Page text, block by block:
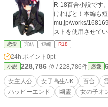
R-18百合小説です
ければと！本編も短編ですので
mu.jp/works/
ストを使用させてい
恋愛 完結 短編 R18
24h.ポイント 0pt
小説 228,786 位 / 228,786件 恋愛
女主人公 女子高生/JK 百合
ハッピーエンド
幽霊 女の子オ